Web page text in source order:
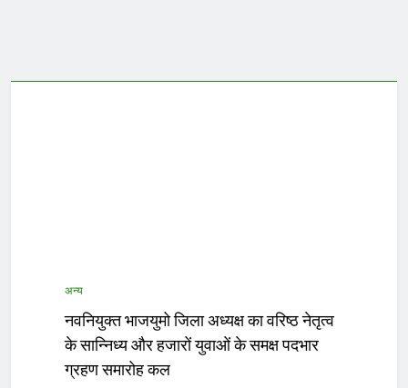
अन्य
नवनियुक्त भाजयुमो जिला अध्यक्ष का वरिष्ठ नेतृत्व
के सान्निध्य और हजारों युवाओं के समक्ष पदभार
ग्रहण समारोह कल